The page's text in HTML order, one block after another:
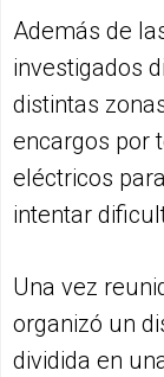
Además de
investigados
distintas
encargos por
eléctricos
intentar
Una vez
organizó un
dividida en